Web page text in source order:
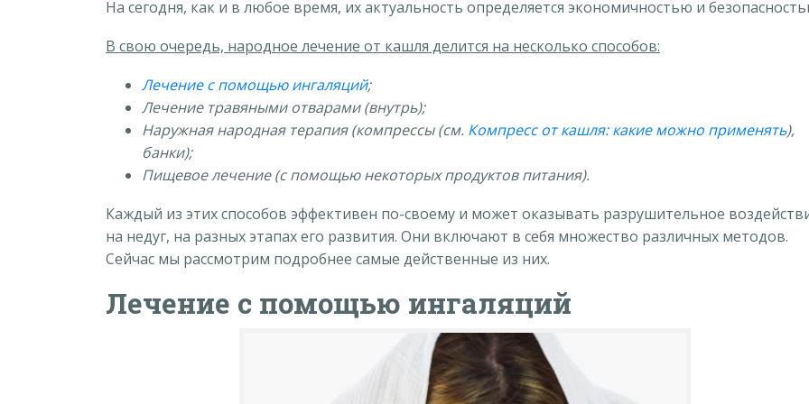
На сегодня, как и в любое время, их актуальность определяется экономичностью и
В свою очередь, народное лечение от кашля делится на несколько способов:
Лечение с помощью ингаляций;
Лечение травяными отварами (внутрь);
Наружная народная терапия (компрессы (см. Компресс от кашля: какие можно применять),
банки);
Пищевое лечение (с помощью некоторых продуктов питания).
Каждый из этих способов эффективен по-своему и может оказывать разрушительное
на недуг, на разных этапах его развития. Они включают в себя множество различных методов.
Сейчас мы рассмотрим подробнее самые действенные из них.
Лечение с помощью ингаляций